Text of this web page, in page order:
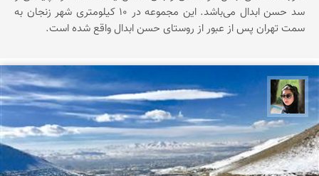
سد حسن ابدال می‌باشد. این مجموعه در ۱۰ کیلومتری شهر زنجان به
سمت تهران پس از عبور از روستای حسن ابدال واقع شده است.
سپیده اصلان